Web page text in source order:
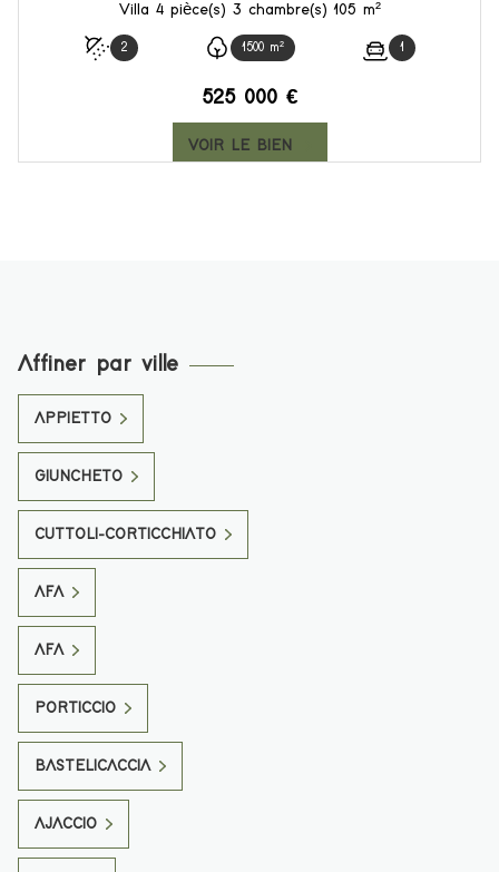
Villa 4 pièce(s) 3 chambre(s) 105 m²
2 1500 m² 1
525 000 €
VOIR LE BIEN
Affiner par ville
APPIETTO
GIUNCHETO
CUTTOLI-CORTICCHIATO
AFA
AFA
PORTICCIO
BASTELICACCIA
AJACCIO